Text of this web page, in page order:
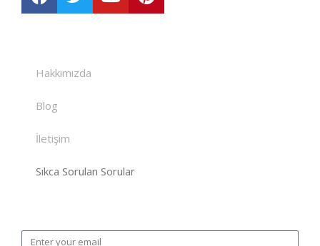
Hakkımızda
Blog
İletişim
Sıkca Sorulan Sorular